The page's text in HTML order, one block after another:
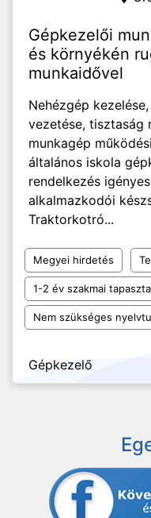
Gépkezelői
és környékén
munkaidővel
Nehézgép
vezetése, tisztaság
munkagép
általános iskola
rendelkezés
alkalmazkodói
Traktorkotró...
Megyei hirdetés
1-2 év szakmai
Nem szükséges
Gépkezelő